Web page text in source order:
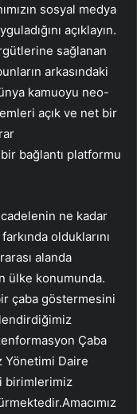
sosyal medya
açıklayın.
sağlanan
arkasındaki
kamuoyu neo-
açık ve net bir
bağlantı platformu
ne kadar
olduklarını
alanda
ülke konumunda.
çaba göstermesini
Çaba
Yönetimi Daire
birimlerimiz